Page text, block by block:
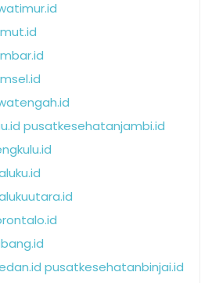
pusatkesehatanjambi.id
pusatkesehatanbinjai.id